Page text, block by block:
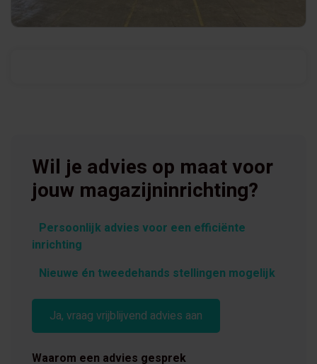
Wil je advies op maat voor
jouw magazijninrichting?
Persoonlijk advies voor een efficiënte
inrichting
Nieuwe én tweedehands stellingen mogelijk
Ja, vraag vrijblijvend advies aan
Waarom een advies gesprek